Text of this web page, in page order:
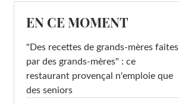
EN CE MOMENT
"Des recettes de grands-mères faites
par des grands-mères" : ce
restaurant provençal n'emploie que
des seniors